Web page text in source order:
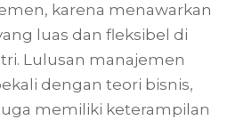
karena menawarkan
luas dan fleksibel di
Lulusan manajemen
dengan teori bisnis,
memiliki keterampilan